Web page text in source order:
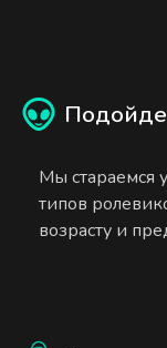
Мы стараемся
типов
возрасту и